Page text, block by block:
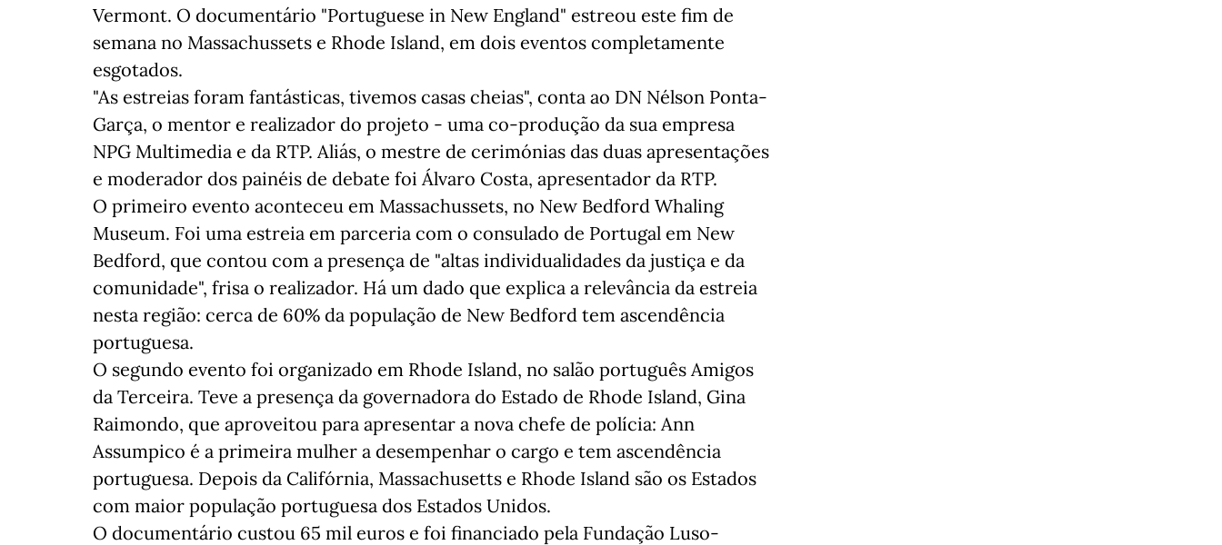
Vermont. O documentário "Portuguese in New England" estreou este fim de
semana no Massachussets e Rhode Island, em dois eventos completamente
esgotados.
"As estreias foram fantásticas, tivemos casas cheias", conta ao DN Nélson Ponta-
Garça, o mentor e realizador do projeto - uma co-produção da sua empresa
NPG Multimedia e da RTP. Aliás, o mestre de cerimónias das duas apresentações
e moderador dos painéis de debate foi Álvaro Costa, apresentador da RTP.
O primeiro evento aconteceu em Massachussets, no New Bedford Whaling
Museum. Foi uma estreia em parceria com o consulado de Portugal em New
Bedford, que contou com a presença de "altas individualidades da justiça e da
comunidade", frisa o realizador. Há um dado que explica a relevância da estreia
nesta região: cerca de 60% da população de New Bedford tem ascendência
portuguesa.
O segundo evento foi organizado em Rhode Island, no salão português Amigos
da Terceira. Teve a presença da governadora do Estado de Rhode Island, Gina
Raimondo, que aproveitou para apresentar a nova chefe de polícia: Ann
Assumpico é a primeira mulher a desempenhar o cargo e tem ascendência
portuguesa. Depois da Califórnia, Massachusetts e Rhode Island são os Estados
com maior população portuguesa dos Estados Unidos.
O documentário custou 65 mil euros e foi financiado pela Fundação Luso-